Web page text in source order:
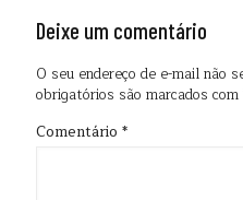
Deixe um comentário
O seu endereço de e-mail não
obrigatórios são marcados com
Comentário *